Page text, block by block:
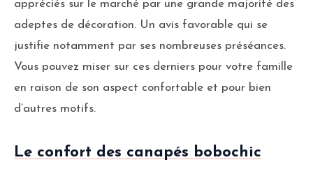
appréciés sur le marché par une grande majorité des
adeptes de décoration. Un avis favorable qui se
justifie notamment par ses nombreuses préséances.
Vous pouvez miser sur ces derniers pour votre famille
en raison de son aspect confortable et pour bien
d’autres motifs.
Le confort des canapés bobochic